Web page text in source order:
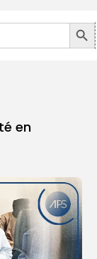
Search
Button
en